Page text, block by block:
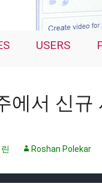
USERS
에서 신규
Roshan Polekar